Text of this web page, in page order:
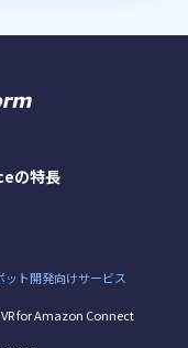
の特長
ット開発向けサービス
for Amazon Connect